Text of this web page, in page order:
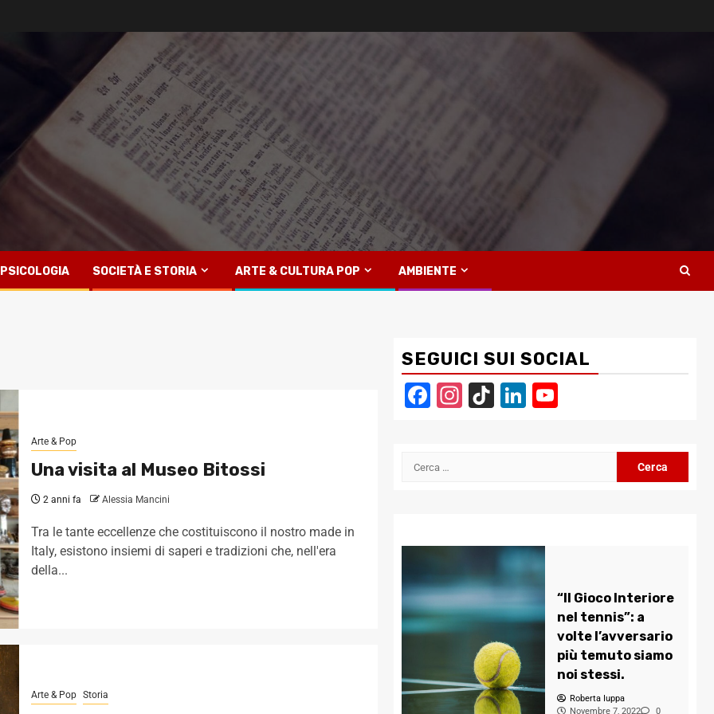
PSICOLOGIA SOCIETÀ E STORIA ARTE & CULTURA POP AMBIENTE
Arte & Pop
Una visita al Museo Bitossi
2 anni fa Alessia Mancini
Tra le tante eccellenze che costituiscono il nostro made in
Italy, esistono insiemi di saperi e tradizioni che, nell'era
della...
Arte & Pop Storia
SEGUICI SUI SOCIAL
Facebook
Instagram
TikTokLinkedIn
Ricerca
“Il Gioco Interiore
nel tennis”: a
volte l’avversario
più temuto siamo
noi stessi.
Roberta Iuppa
Novembre 7, 2022
0